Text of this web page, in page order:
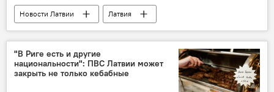
Новости Латвии
Латвия
Минздрав Латвии
реформа здравоохранения
"В Риге есть и другие
национальности": ПВС Латвии может
закрыть не только кебабные